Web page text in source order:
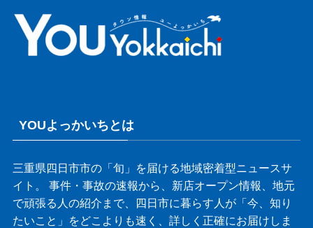
YOUよっかいちとは
三重県四日市市の「旬」を届ける地域密着型ニュースサ
イト。 事件・事故の速報から、新店オープン情報、地元
で頑張る人の紹介まで、四日市に暮らす人が「今、知り
たいこと」をどこよりも速く、詳しく正確にお届けしま